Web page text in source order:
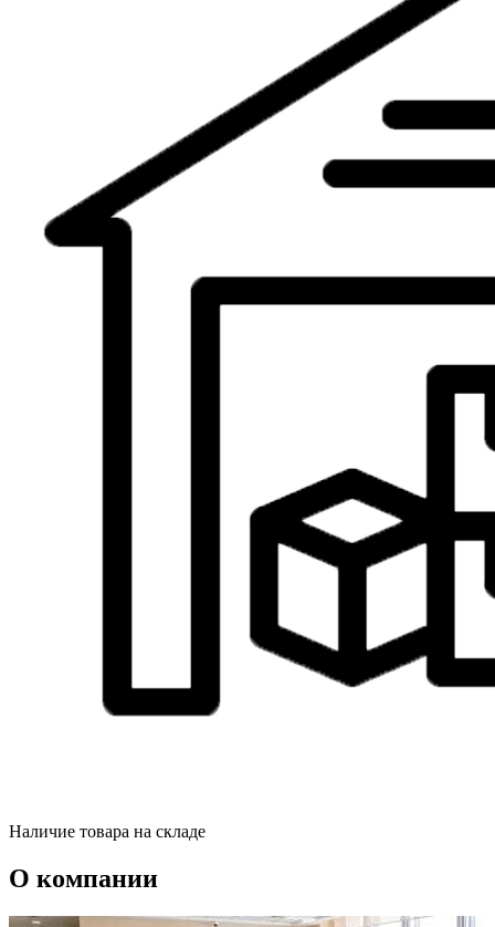
Наличие товара на складе
О компании